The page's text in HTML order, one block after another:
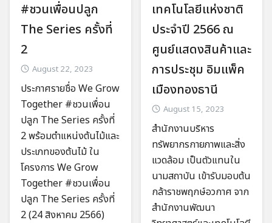
#ชวนเพื่อนปลูก
The Series ครั้งที่
2
August 22, 2023
ประกาศรายชื่อ We Grow
Together #ชวนเพื่อน
ปลูก The Series ครั้งที่
2 พร้อมตำแหน่งต้นไม้และ
ประเภทของต้นไม้ ใน
โครงการ We Grow
Together #ชวนเพื่อน
ปลูก The Series ครั้งที่
2 (24 สิงหาคม 2566)
เทคโนโลยีแห่งชาติ
ประจำปี 2566 ณ
ศูนย์แสดงสินค้าและ
การประชุม อิมแพ็ค
เมืองทองธานี
August 15, 2023
สำนักงานบริหาร
ทรัพยากรกายภาพและสิ่ง
แวดล้อม เป็นตัวแทนใน
นามสถาบัน เข้ารับมอบต้น
กล้าราชพฤกษ์อวกาศ จาก
สำนักงานพัฒนา